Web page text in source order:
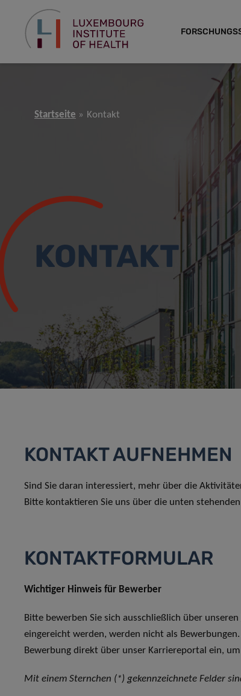
Startseite Kontakt
KONTAKT
KONTAKT AUFNEHMEN
Sind Sie daran interessiert, mehr über die
Bitte kontaktieren Sie uns über die unten
KONTAKTFORMULAR
Wichtiger Hinweis für Bewerber
Bitte bewerben Sie sich ausschließlich über unseren
eingereicht werden, werden nicht als
Bewerbung direkt über unser Karriereportal ein,
Mit einem Sternchen (*) gekennzeichnete Felder